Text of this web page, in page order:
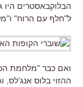
הבלוקבאסטרים היו
ל"חלף עם הרוח"
ואם כבר "מלחמת
ההזוי בלוס אנג'לס,